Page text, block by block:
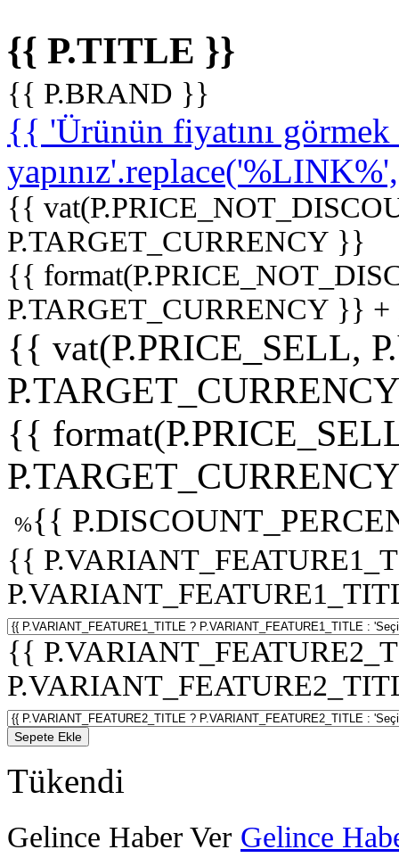
{{ P.TITLE }}
{{ P.BRAND }}
{{ 'Ürünün fiyatını
{{
P.TARGET_CURRENCY }}
{{
P.TARGET_CURRENCY }}
{{ vat(P.PRICE_SELL,
{{
%{{
{{
{{
Sepete Ekle
Tükendi
Gelince Haber Ver Gelince